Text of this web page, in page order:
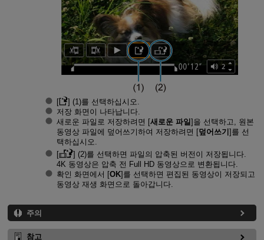
[
] (1)를 선택하십시오.
저장 화면이 나타납니다.
새로운 파일로 저장하려면 [새로운 파일]을 선택하고, 원본
동영상 파일에 덮어쓰기하여 저장하려면 [덮어쓰기]를 선
택하십시오.
[
] (2)를 선택하면 파일의 압축된 버전이 저장됩니다.
4K 동영상은 압축 전 Full HD 동영상으로 변환됩니다.
확인 화면에서 [OK]를 선택하면 편집된 동영상이 저장되고
동영상 재생 화면으로 돌아갑니다.
주의
참고